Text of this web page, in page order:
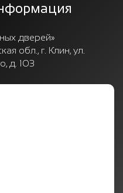
дверей»
обл., г. Клин, ул.
д. 103